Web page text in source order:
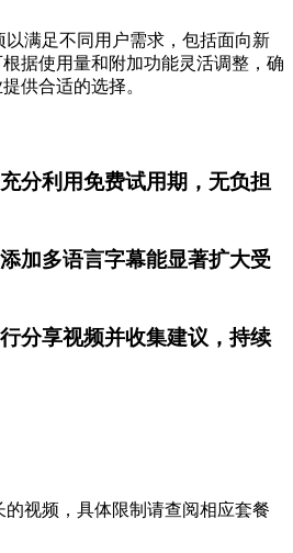
以满足不同用户需求，包括面向新
据使用量和附加功能灵活调整，确
供合适的选择。
分利用免费试用期，无负担
加多语言字幕能显著扩大受
分享视频并收集建议，持续
的视频，具体限制请查阅相应套餐